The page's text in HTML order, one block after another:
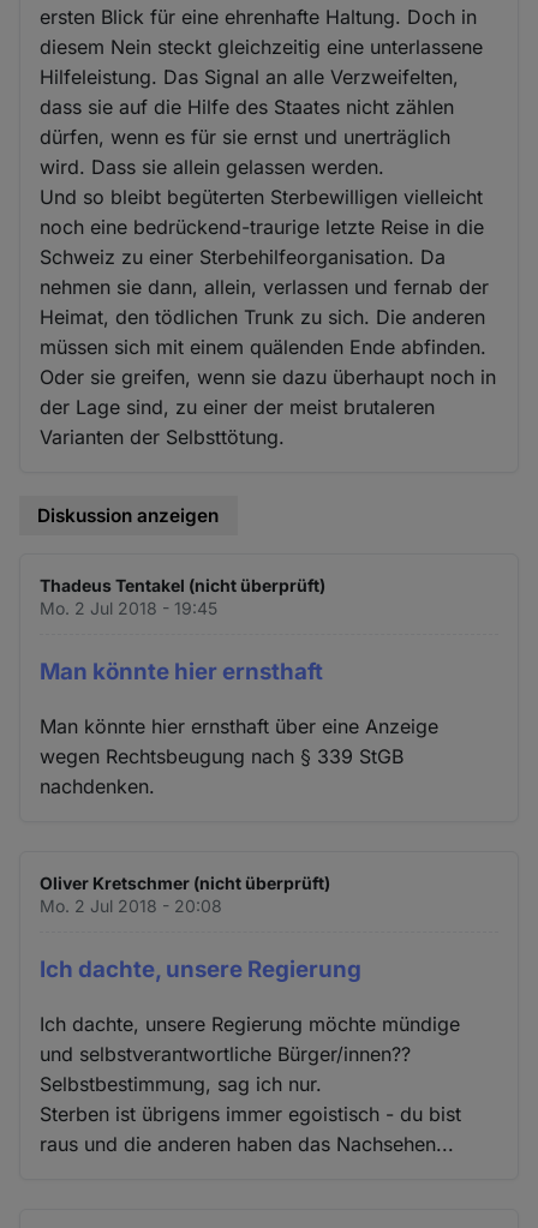
ersten Blick für eine ehrenhafte Haltung. Doch in
diesem Nein steckt gleichzeitig eine unterlassene
Hilfeleistung. Das Signal an alle Verzweifelten,
dass sie auf die Hilfe des Staates nicht zählen
dürfen, wenn es für sie ernst und unerträglich
wird. Dass sie allein gelassen werden.
Und so bleibt begüterten Sterbewilligen vielleicht
noch eine bedrückend-traurige letzte Reise in die
Schweiz zu einer Sterbehilfeorganisation. Da
nehmen sie dann, allein, verlassen und fernab der
Heimat, den tödlichen Trunk zu sich. Die anderen
müssen sich mit einem quälenden Ende abfinden.
Oder sie greifen, wenn sie dazu überhaupt noch in
der Lage sind, zu einer der meist brutaleren
Varianten der Selbsttötung.
Diskussion anzeigen
Thadeus Tentakel (nicht überprüft)
Mo. 2 Jul 2018 - 19:45
Man könnte hier ernsthaft
Man könnte hier ernsthaft über eine Anzeige
wegen Rechtsbeugung nach § 339 StGB
nachdenken.
Oliver Kretschmer (nicht überprüft)
Mo. 2 Jul 2018 - 20:08
Ich dachte, unsere Regierung
Ich dachte, unsere Regierung möchte mündige
und selbstverantwortliche Bürger/innen??
Selbstbestimmung, sag ich nur.
Sterben ist übrigens immer egoistisch - du bist
raus und die anderen haben das Nachsehen...